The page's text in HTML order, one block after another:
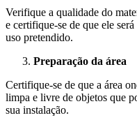
Verifique a qualidade do
e certifique-se de que ele
uso pretendido.
Preparação da área
Certifique-se de que a área
limpa e livre de objetos que
sua instalação.